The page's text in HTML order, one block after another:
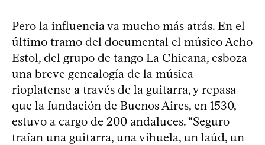
Pero la influencia va mucho más atrás. En el
último tramo del documental el músico Acho
Estol, del grupo de tango La Chicana, esboza
una breve genealogía de la música
rioplatense a través de la guitarra, y repasa
que la fundación de Buenos Aires, en 1530,
estuvo a cargo de 200 andaluces. “Seguro
traían una guitarra, una vihuela, un laúd, un